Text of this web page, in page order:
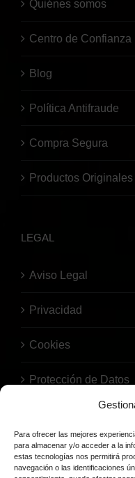
Para ofrecer las mejores
para almacenar y/o acceder a la
estas tecnologías nos permitirá
navegación o las identificaciones
Quiénes somos
Centro de Confianza
Blog
Política Antifraude
Compra Segura
Productos Originales
LEGAL
Aviso Legal
Privacidad
Cookies
Protección de Datos